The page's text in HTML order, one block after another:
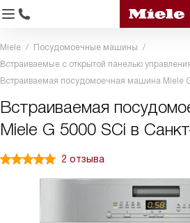
Miele
Посудомоечные машины
Встраиваемые с открытой панелью
Встраиваемая посудомоечная машина Miele
Встраиваемая
Miele G 5000 SCi в
2 отзыва